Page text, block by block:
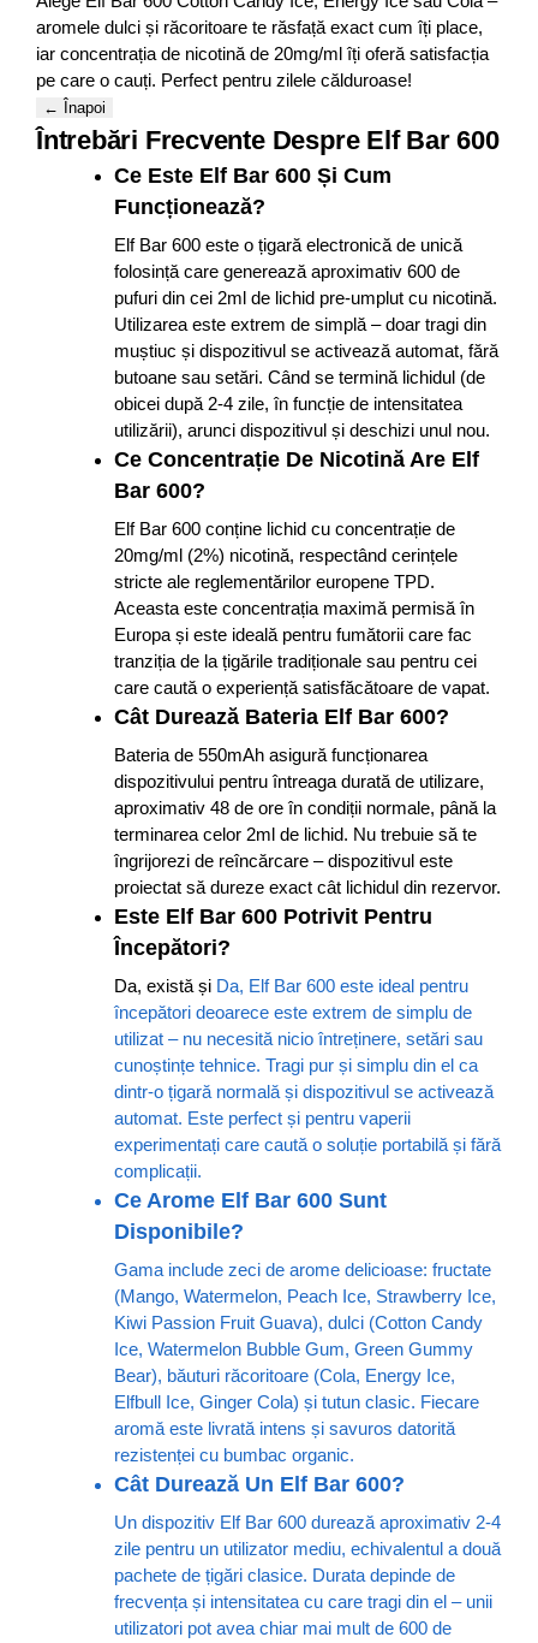
aromele dulci și răcoritoare te răsfață exact cum îți place,
iar concentrația de nicotină de 20mg/ml îți oferă satisfacția
pe care o cauți. Perfect pentru zilele călduroase!
← Înapoi
Întrebări Frecvente Despre Elf Bar 600
Ce Este Elf Bar 600 Și Cum
Funcționează?
Elf Bar 600 este o țigară electronică de unică
folosință care generează aproximativ 600 de
pufuri din cei 2ml de lichid pre-umplut cu nicotină.
Utilizarea este extrem de simplă – doar tragi din
muștiuc și dispozitivul se activează automat, fără
butoane sau setări. Când se termină lichidul (de
obicei după 2-4 zile, în funcție de intensitatea
utilizării), arunci dispozitivul și deschizi unul nou.
Ce Concentrație De Nicotină Are Elf
Bar 600?
Elf Bar 600 conține lichid cu concentrație de
20mg/ml (2%) nicotină, respectând cerințele
stricte ale reglementărilor europene TPD.
Aceasta este concentrația maximă permisă în
Europa și este ideală pentru fumătorii care fac
tranziția de la țigările tradiționale sau pentru cei
care caută o experiență satisfăcătoare de vapat.
Cât Durează Bateria Elf Bar 600?
Bateria de 550mAh asigură funcționarea
dispozitivului pentru întreaga durată de utilizare,
aproximativ 48 de ore în condiții normale, până la
terminarea celor 2ml de lichid. Nu trebuie să te
îngrijorezi de reîncărcare – dispozitivul este
proiectat să dureze exact cât lichidul din rezervor.
Este Elf Bar 600 Potrivit Pentru
Începători?
Da, există și Da, Elf Bar 600 este ideal pentru
începători deoarece este extrem de simplu de
utilizat – nu necesită nicio întreținere, setări sau
cunoștințe tehnice. Tragi pur și simplu din el ca
dintr-o țigară normală și dispozitivul se activează
automat. Este perfect și pentru vaperii
experimentați care caută o soluție portabilă și fără
complicații.
Ce Arome Elf Bar 600 Sunt
Disponibile?
Gama include zeci de arome delicioase: fructate
(Mango, Watermelon, Peach Ice, Strawberry Ice,
Kiwi Passion Fruit Guava), dulci (Cotton Candy
Ice, Watermelon Bubble Gum, Green Gummy
Bear), băuturi răcoritoare (Cola, Energy Ice,
Elfbull Ice, Ginger Cola) și tutun clasic. Fiecare
aromă este livrată intens și savuros datorită
rezistenței cu bumbac organic. ​
Cât Durează Un Elf Bar 600?
Un dispozitiv Elf Bar 600 durează aproximativ 2-4
zile pentru un utilizator mediu, echivalentul a două
pachete de țigări clasice. Durata depinde de
frecvența și intensitatea cu care tragi din el – unii
utilizatori pot avea chiar mai mult de 600 de